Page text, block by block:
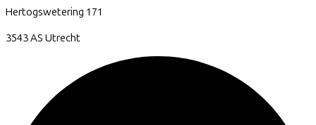
Hertogswetering 171
3543 AS Utrecht